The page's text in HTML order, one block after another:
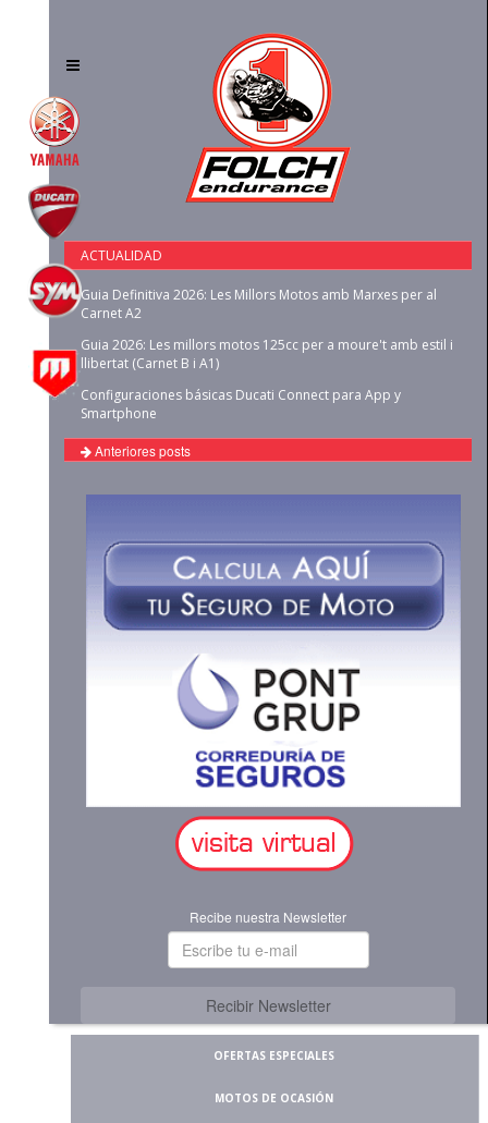
Toggle
ACTUALIDAD
Guia Definitiva 2026: Les Millors Motos amb Marxes per al
Carnet A2
Guia 2026: Les millors motos 125cc per a moure't amb estil i
llibertat (Carnet B i A1)
Configuraciones básicas Ducati Connect para App y
Smartphone
Anteriores posts
Recibe nuestra Newsletter
OFERTAS ESPECIALES
MOTOS DE OCASIÓN